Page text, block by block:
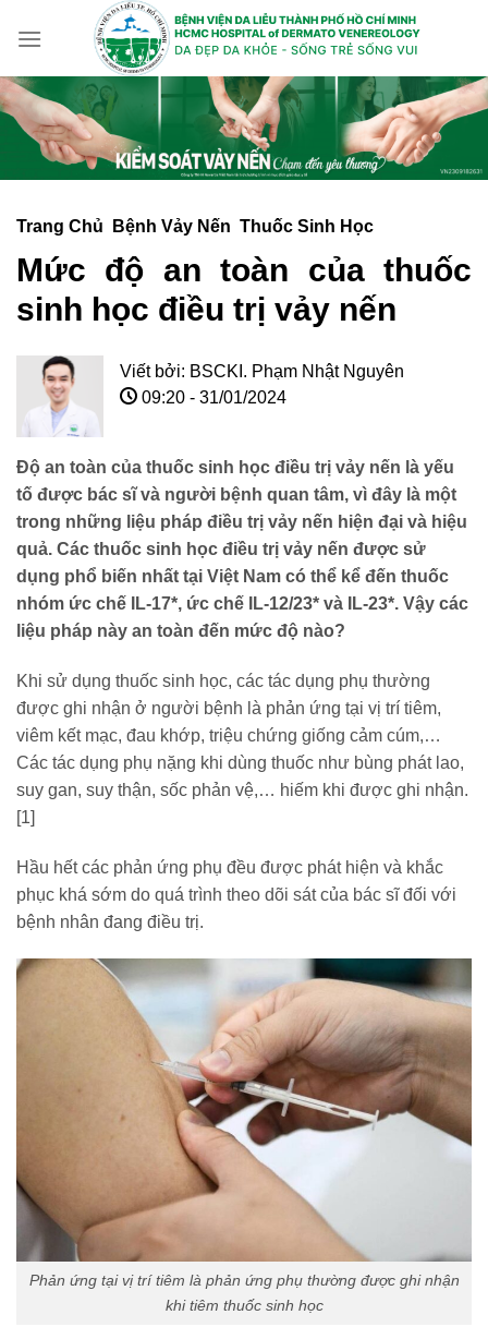
Trang Chủ Bệnh Vảy Nến Thuốc Sinh Học
Mức độ an toàn của thuốc
sinh học điều trị vảy nến
Viết bởi: BSCKI. Phạm Nhật Nguyên
09:20 - 31/01/2024
Độ an toàn của thuốc sinh học điều trị vảy nến là yếu
tố được bác sĩ và người bệnh quan tâm, vì đây là một
trong những liệu pháp điều trị vảy nến hiện đại và hiệu
quả. Các thuốc sinh học điều trị vảy nến được sử
dụng phổ biến nhất tại Việt Nam có thể kể đến thuốc
nhóm ức chế IL-17*, ức chế IL-12/23* và IL-23*. Vậy các
liệu pháp này an toàn đến mức độ nào?
Khi sử dụng thuốc sinh học, các tác dụng phụ thường
được ghi nhận ở người bệnh là phản ứng tại vị trí tiêm,
viêm kết mạc, đau khớp, triệu chứng giống cảm cúm,…
Các tác dụng phụ nặng khi dùng thuốc như bùng phát lao,
suy gan, suy thận, sốc phản vệ,… hiếm khi được ghi nhận.
[1]
Hầu hết các phản ứng phụ đều được phát hiện và khắc
phục khá sớm do quá trình theo dõi sát của bác sĩ đối với
bệnh nhân đang điều trị.
Phản ứng tại vị trí tiêm là phản ứng phụ thường được ghi nhận
khi tiêm thuốc sinh học